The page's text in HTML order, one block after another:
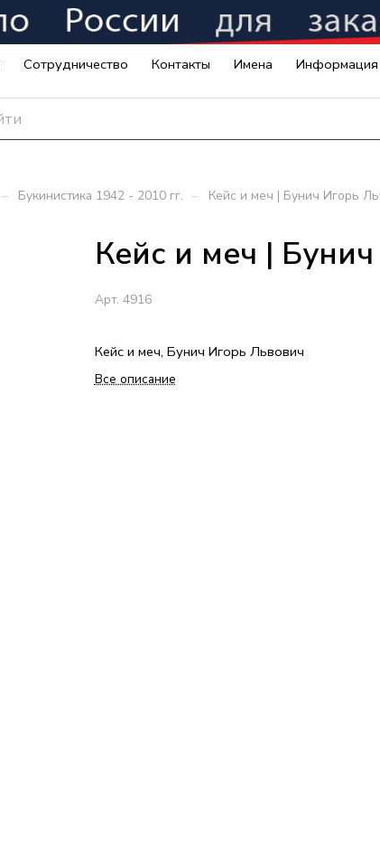
Сотрудничество Контакты Имена Информация
– Букинистика 1942 - 2010 гг. – Кейс и меч | Бунич Игорь
Кейс и меч |
Арт. 4916
Кейс и меч, Бунич Игорь Львович
Все описание